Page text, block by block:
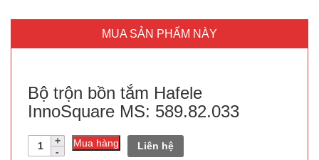
MUA SẢN PHẨM NÀY
Bộ trộn bồn tắm Hafele
InnoSquare MS: 589.82.033
Số
lượng
Mua hàng Liên hệ